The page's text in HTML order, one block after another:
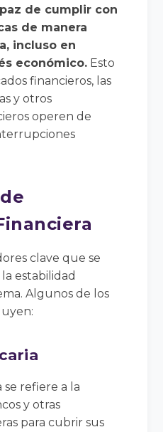
de cumplir con
de manera
incluso en
económico. Esto
financieros, las
y otros
operen de
clave que se
estabilidad
Algunos de los
se refiere a la
y otras
para cubrir sus